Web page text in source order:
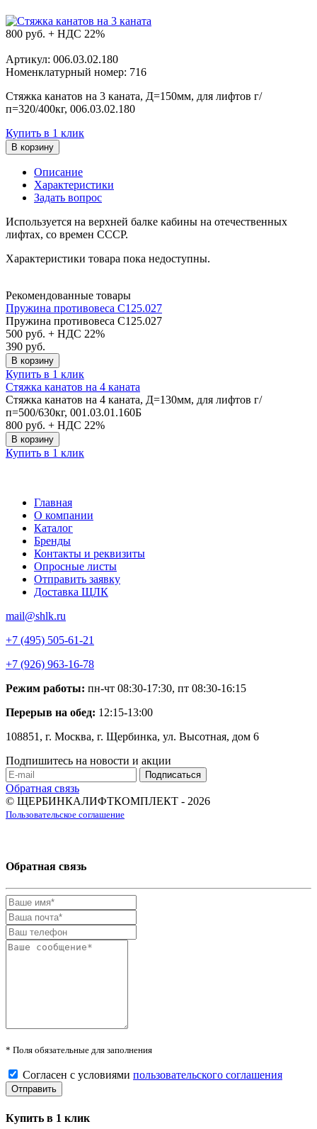
800 руб. + НДС 22%
Артикул: 006.03.02.180
Номенклатурный номер: 716
Стяжка канатов на 3 каната, Д=150мм, для лифтов г/
п=320/400кг, 006.03.02.180
Купить в 1 клик
В корзину
Описание
Характеристики
Задать вопрос
Используется на верхней балке кабины на отечественных
лифтах, со времен СССР.
Характеристики товара пока недоступны.
Рекомендованные товары
Пружина противовеса C125.027
Пружина противовеса C125.027
500 руб. + НДС 22%
390 руб.
В корзину
Купить в 1 клик
Стяжка канатов на 4 каната
Стяжка канатов на 4 каната, Д=130мм, для лифтов г/
п=500/630кг, 001.03.01.160Б
800 руб. + НДС 22%
В корзину
Купить в 1 клик
Главная
О компании
Каталог
Бренды
Контакты и реквизиты
Опросные листы
Отправить заявку
Доставка ЩЛК
mail@shlk.ru
+7 (495) 505-61-21
+7 (926) 963-16-78
Режим работы: пн-чт 08:30-17:30, пт 08:30-16:15
Перерыв на обед: 12:15-13:00
108851, г. Москва, г. Щербинка, ул. Высотная, дом 6
Подпишитесь на новости и акции
Обратная связь
© ЩЕРБИНКАЛИФТКОМПЛЕКТ - 2026
Пользовательское соглашение
Обратная связь
* Поля обязательные для заполнения
Согласен с условиями пользовательского соглашения
Купить в 1 клик